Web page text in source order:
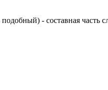
- составная часть